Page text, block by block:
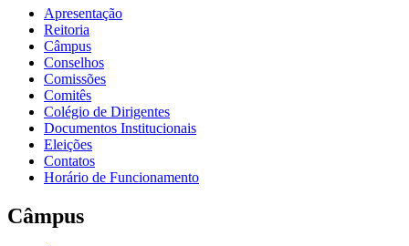
Apresentação
Reitoria
Câmpus
Conselhos
Comissões
Comitês
Colégio de Dirigentes
Documentos Institucionais
Eleições
Contatos
Horário de Funcionamento
Câmpus